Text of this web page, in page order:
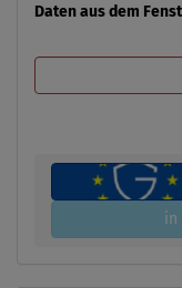
Daten aus dem
in